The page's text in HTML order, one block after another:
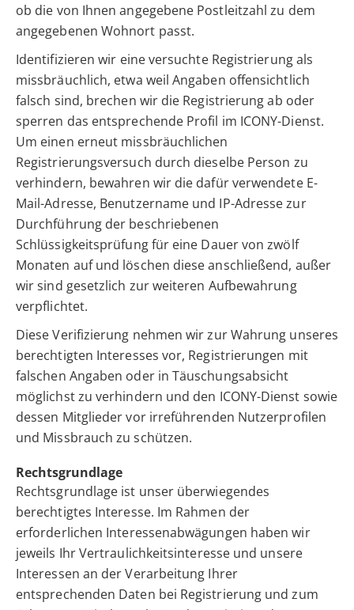
ob die von Ihnen angegebene Postleitzahl zu dem
angegebenen Wohnort passt.
Identifizieren wir eine versuchte Registrierung als
missbräuchlich, etwa weil Angaben offensichtlich
falsch sind, brechen wir die Registrierung ab oder
sperren das entsprechende Profil im ICONY-Dienst.
Um einen erneut missbräuchlichen
Registrierungsversuch durch dieselbe Person zu
verhindern, bewahren wir die dafür verwendete E-
Mail-Adresse, Benutzername und IP-Adresse zur
Durchführung der beschriebenen
Schlüssigkeitsprüfung für eine Dauer von zwölf
Monaten auf und löschen diese anschließend, außer
wir sind gesetzlich zur weiteren Aufbewahrung
verpflichtet.
Diese Verifizierung nehmen wir zur Wahrung unseres
berechtigten Interesses vor, Registrierungen mit
falschen Angaben oder in Täuschungsabsicht
möglichst zu verhindern und den ICONY-Dienst sowie
dessen Mitglieder vor irreführenden Nutzerprofilen
und Missbrauch zu schützen.
Rechtsgrundlage
Rechtsgrundlage ist unser überwiegendes
berechtigtes Interesse. Im Rahmen der
erforderlichen Interessenabwägungen haben wir
jeweils Ihr Vertraulichkeitsinteresse und unsere
Interessen an der Verarbeitung Ihrer
entsprechenden Daten bei Registrierung und zum